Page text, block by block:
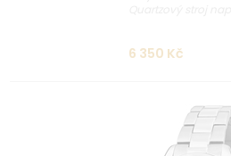
6 350 Kč